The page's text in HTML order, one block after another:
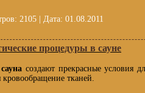
2105 | Дата: 01.08.2011
процедуры в сауне
сауна создают прекрасные условия
кровообращение тканей.